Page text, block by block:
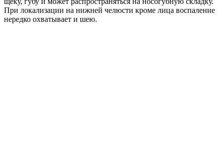
При локализации на нижней челюсти кроме лица воспаление
нередко охватывает и шею.